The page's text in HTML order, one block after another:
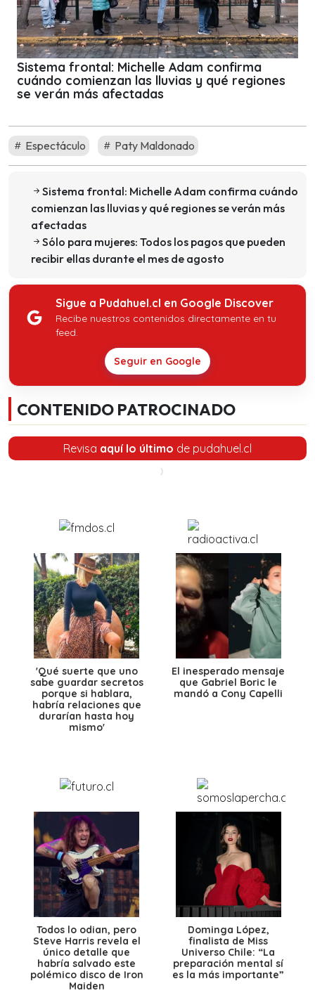
Sistema frontal: Michelle Adam confirma
cuándo comienzan las lluvias y qué regiones
se verán más afectadas
Espectáculo Paty Maldonado
Sistema frontal: Michelle Adam confirma cuándo
comienzan las lluvias y qué regiones se verán más
afectadas
Sólo para mujeres: Todos los pagos que pueden
recibir ellas durante el mes de agosto
Sigue a Pudahuel.cl en Google Discover
Recibe nuestros contenidos directamente en tu
feed.
Seguir en Google
CONTENIDO PATROCINADO
Revisa aquí lo último de pudahuel.cl
'Qué suerte que uno
sabe guardar secretos
porque si hablara,
habría relaciones que
durarían hasta hoy
mismo'
El inesperado mensaje
que Gabriel Boric le
mandó a Cony Capelli
Todos lo odian, pero
Steve Harris revela el
único detalle que
habría salvado este
polémico disco de Iron
Maiden
Dominga López,
finalista de Miss
Universo Chile: “La
preparación mental sí
es la más importante”